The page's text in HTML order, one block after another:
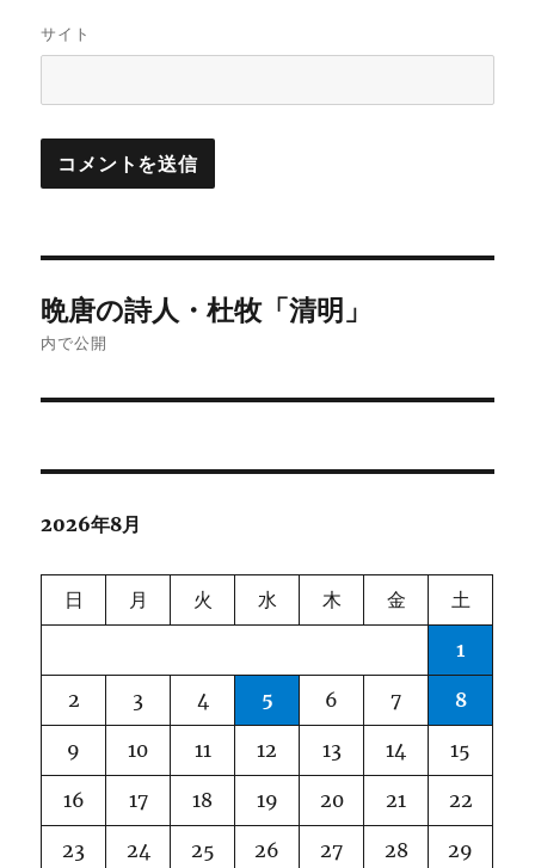
サイト
稿
ゲ
ー
シ
ョ
ン
晩唐の詩人・杜牧「清明」
内で公開
2026年8月
日 月 火 水 木 金 土
1
2 3 4 5 6 7 8
9 10 11 12 13 14 15
16 17 18 19 20 21 22
23 24 25 26 27 28 29